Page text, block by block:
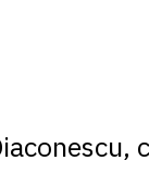
1 MDL= 0.2538
= 0.2227